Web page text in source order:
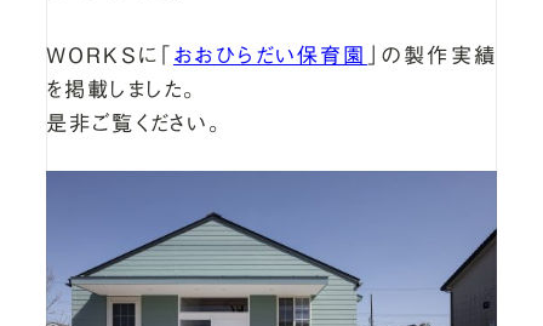
WORKSに「 おおひらだい保育園
」の製作実績
を掲載しました。
是非ご覧ください。